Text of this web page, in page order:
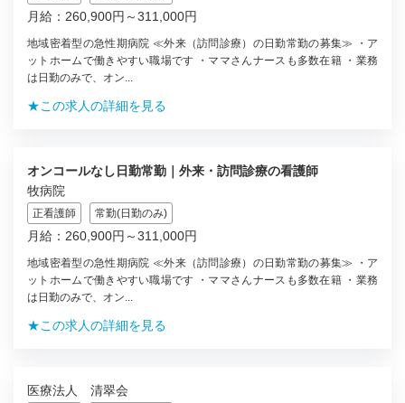
月給：260,900円～311,000円
地域密着型の急性期病院 ≪外来（訪問診療）の日勤常勤の募集≫ ・ア
ットホームで働きやすい職場です ・ママさんナースも多数在籍 ・業務
は日勤のみで、オン...
★この求人の詳細を見る
オンコールなし日勤常勤｜外来・訪問診療の看護師
牧病院
正看護師 常勤(日勤のみ)
月給：260,900円～311,000円
地域密着型の急性期病院 ≪外来（訪問診療）の日勤常勤の募集≫ ・ア
ットホームで働きやすい職場です ・ママさんナースも多数在籍 ・業務
は日勤のみで、オン...
★この求人の詳細を見る
医療法人 清翠会